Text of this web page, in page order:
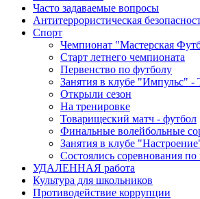
Часто задаваемые вопросы
Антитеррористическая
Спорт
Чемпионат "Мастерская
Старт летнего чемпионата
Первенство по футболу
Занятия в клубе "Импульс" -
Открыли сезон
На тренировке
Товарищеский матч - футбол
Финальные волейбольные
Занятия в клубе
Состоялись соревнования по
УДАЛЕННАЯ работа
Культура для школьников
Противодействие коррупции